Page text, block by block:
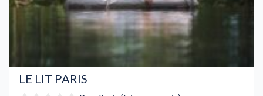
LE LIT PARIS